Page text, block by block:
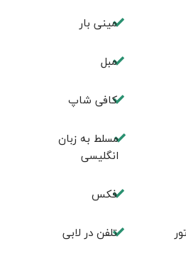
مینی بار
مبل
كافی شاپ
مسلط به زبان
انگليسی
فكس
تلفن در لابی